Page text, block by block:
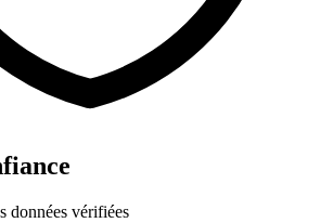
données vérifiées